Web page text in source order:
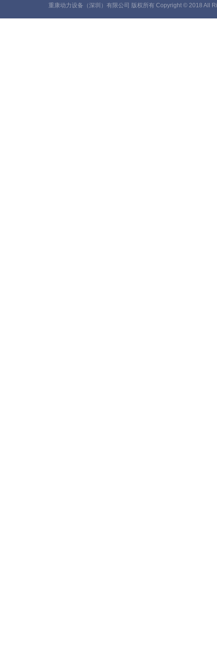
重康动力设备（深圳）有限公司 版权所有 Copyright © 2018 All